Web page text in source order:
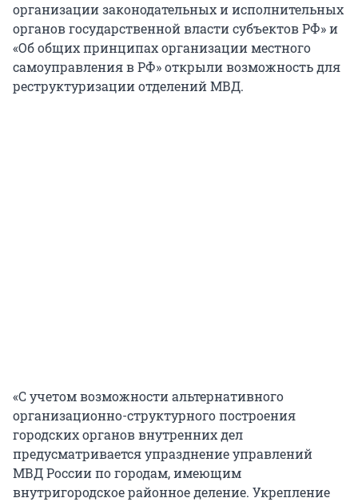
организации законодательных и исполнительных
органов государственной власти субъектов РФ» и
«Об общих принципах организации местного
самоуправления в РФ» открыли возможность для
реструктуризации отделений МВД.
«С учетом возможности альтернативного
организационно-структурного построения
городских органов внутренних дел
предусматривается упразднение управлений
МВД России по городам, имеющим
внутригородское районное деление. Укрепление